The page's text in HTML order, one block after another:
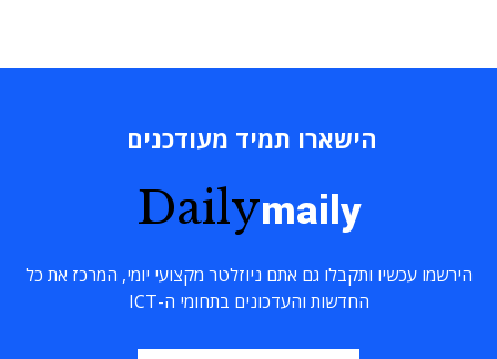
הישארו תמיד מעודכנים
Dailymaily
הירשמו עכשיו ותקבלו גם אתם ניוזלטר מקצועי יומי, המרכז את כל
החדשות והעדכונים בתחומי ה-ICT